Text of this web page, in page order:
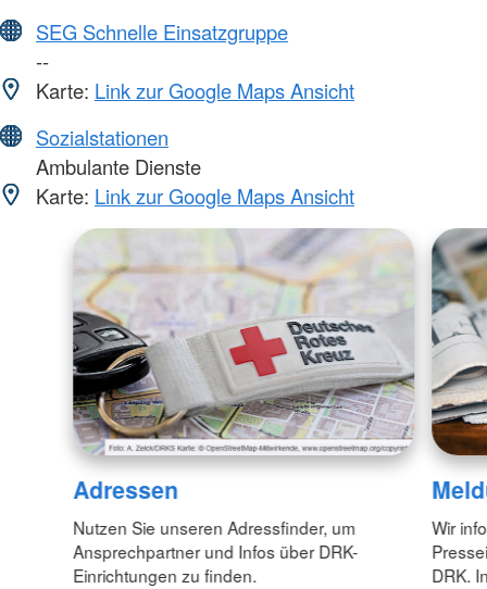
SEG Schnelle Einsatzgruppe
--
Karte: Link zur Google Maps Ansicht
Sozialstationen
Ambulante Dienste
Karte: Link zur Google Maps Ansicht
Adressen
Nutzen Sie unseren Adressfinder, um
Ansprechpartner und Infos über DRK-
Einrichtungen zu finden.
Wir
DRK.